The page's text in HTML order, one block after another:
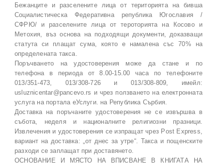
Бежанците и разселените лица от територията на бивша
Социалистическа Федеративна република Югославия /
СФРЮ/ и разселените лица от тероторията на Косово и
Метохия, въз основа на подходящи документи, доказващи
статута си плащат сума, която е намалена със 70% на
определената такса.
Поръчването на удостоверения може да стане и по
телефона в периода от 8.00-15.00 часа по телефоните
013/351-473, 013/308-726 и 013/308-809, имейл:
usluznicentar@pancevo.rs и чрез ползването на електронната
услуга на портала еУслуги. на Република Сърбия.
Доставка на поръчаните удостоверения не се извършва в
събота, неделя и националните религиозни празници.
Извлечения и удостоверения се изпращат чрез Post Express,
вариант на доставка: „от днес за утре“. Такса и пощенските
разходи се заплащат при доставянето.
ОСНОВАНИЕ И МЯСТО НА ВПИСВАНЕ В КНИГАТА НА